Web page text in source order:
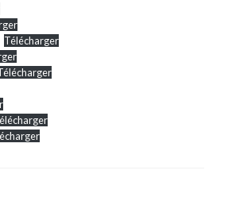
Télécharger